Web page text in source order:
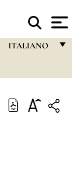
ITALIANO
ITALIANO